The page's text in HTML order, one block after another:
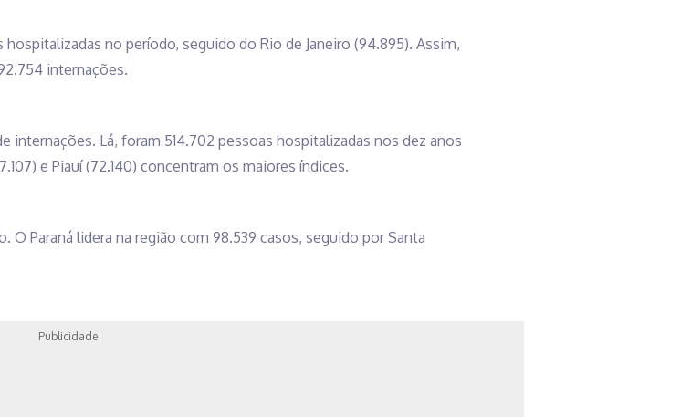
no período, seguido do Rio de Janeiro (94.895). Assim,
internações.
internações. Lá, foram 514.702 pessoas hospitalizadas nos dez anos
e Piauí (72.140) concentram os maiores índices.
Paraná lidera na região com 98.539 casos, seguido por Santa
Publicidade